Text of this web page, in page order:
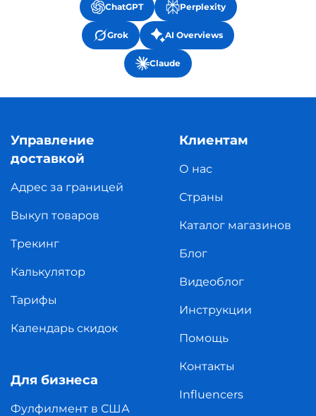
ChatGPT Perplexity
Grok AI Overviews
Claude
Управление
доставкой
Адрес за границей
Выкуп товаров
Трекинг
Калькулятор
Тарифы
Календарь скидок
Для бизнеса
Фулфилмент в США
Клиентам
О нас
Страны
Каталог магазинов
Блог
Видеоблог
Инструкции
Помощь
Контакты
Influencers